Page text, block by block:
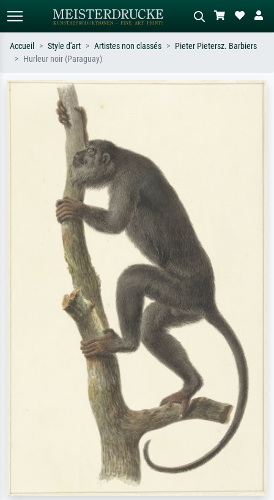
Recherchez par artiste, titre ou style –
ex. Monet, Nuit étoilée,
impressionnisme, vague de Hokusai,
nu.
Accueil Style d'art Artistes non classés
Pieter Pietersz. Barbiers
Hurleur noir (Paraguay)